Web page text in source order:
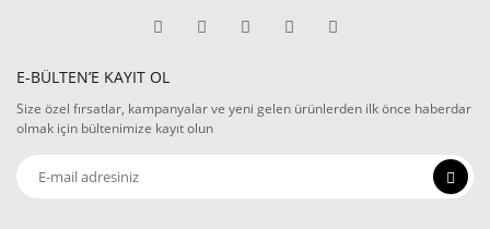
E-BÜLTEN’E KAYIT OL
Size özel fırsatlar, kampanyalar ve yeni gelen ürünlerden ilk önce haberdar
olmak için bültenimize kayıt olun